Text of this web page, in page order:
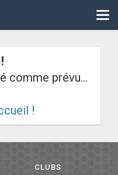
comme prévu...
!
CLUBS